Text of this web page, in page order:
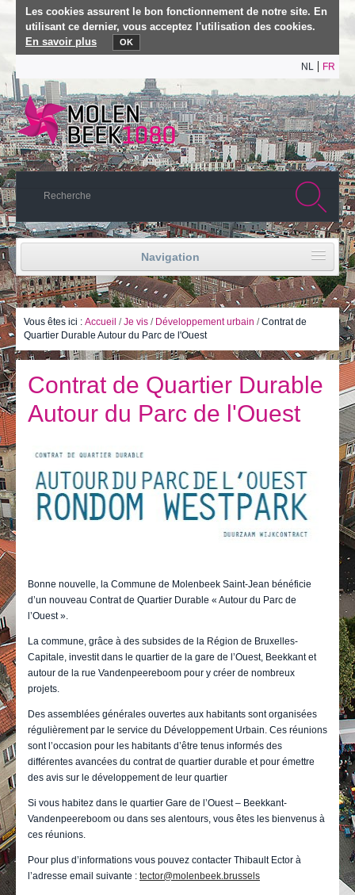
Les cookies assurent le bon fonctionnement de notre site. En
utilisant ce dernier, vous acceptez l'utilisation des cookies.
En savoir plus
OK
NL FR
Navigation
Accueil
Vie politique
Je vis
Je visite
Publications
Actualités
E-guichet / Prendre RDV
Actualités
Vous êtes ici : Accueil /Je vis / Développement urbain /Contrat de
Quartier Durable Autour du Parc de l'Ouest
Contrat de Quartier Durable
Autour du Parc de l'Ouest
Bonne nouvelle, la Commune de Molenbeek Saint-Jean bénéficie
d’un nouveau Contrat de Quartier Durable « Autour du Parc de
l’Ouest ».
La commune, grâce à des subsides de la Région de Bruxelles-
Capitale, investit dans le quartier de la gare de l’Ouest, Beekkant et
autour de la rue Vandenpeereboom pour y créer de nombreux
projets.
Des assemblées générales ouvertes aux habitants sont organisées
régulièrement par le service du Développement Urbain. Ces réunions
sont l’occasion pour les habitants d’être tenus informés des
différentes avancées du contrat de quartier durable et pour émettre
des avis sur le développement de leur quartier
Si vous habitez dans le quartier Gare de l’Ouest – Beekkant-
Vandenpeereboom ou dans ses alentours, vous êtes les bienvenus à
ces réunions.
Pour plus d’informations vous pouvez contacter Thibault Ector à
l’adresse email suivante : tector@molenbeek.brussels